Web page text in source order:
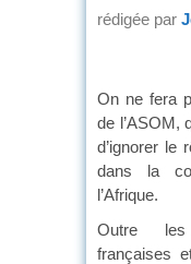
rédigée par
On ne fera
de l’ASOM,
d’ignorer le
dans la
l’Afrique.
Outre les
françaises